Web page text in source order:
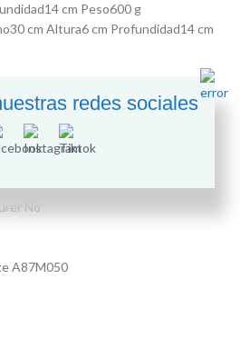
cm Peso600 g
cm Altura6 cm Profundidad14 cm
x 3.15 x 3.35 pulgadas
‎A87M050
necesaria)
‎No
‎A87M050
redes sociales